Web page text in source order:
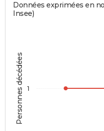
Personnes décédées
Données exprimées en
Insee)
1